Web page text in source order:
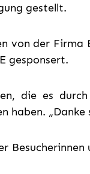
gestellt.
von der Firma
gesponsert.
die es
haben. „Danke
Besucherinnen